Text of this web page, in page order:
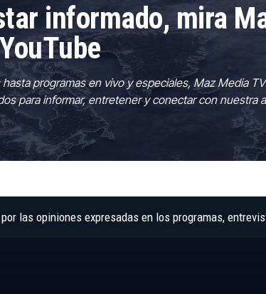
informado, mira
programas en vivo y especiales, Maz Media
para informar, entretener y conectar con nuestra
las opiniones expresadas en los programas,